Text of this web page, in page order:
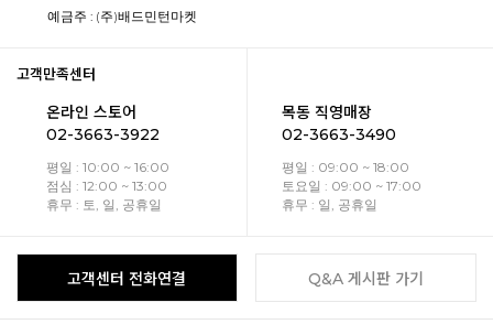
예금주 : (주)배드민턴마켓
고객만족센터
온라인 스토어
02-3663-3922
평일 : 10:00 ~ 16:00
점심 : 12:00 ~ 13:00
휴무 : 토, 일, 공휴일
목동 직영매장
02-3663-3490
평일 : 09:00 ~ 18:00
토요일 : 09:00 ~ 17:00
휴무 : 일, 공휴일
고객센터 전화연결 Q&A 게시판 가기